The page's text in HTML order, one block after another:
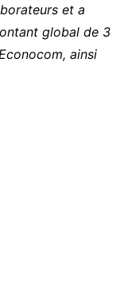
et a
global de 3
ainsi